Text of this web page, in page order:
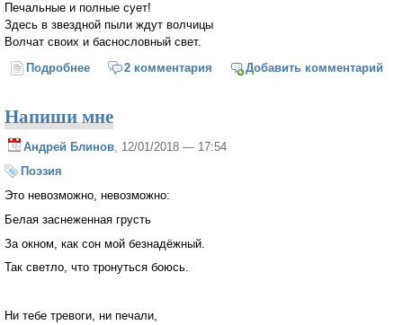
Печальные и полные сует!
Здесь в звездной пыли ждут волчицы
Волчат своих и баснословный свет.
Подробнее о Отпустит...
2 комментария Добавить комментарий
Напиши мне
Андрей Блинов, 12/01/2018 — 17:54
Поэзия
Это невозможно, невозможно:
Белая заснеженная грусть
За окном, как сон мой безнадёжный.
Так светло, что тронуться боюсь.
Ни тебе тревоги, ни печали,